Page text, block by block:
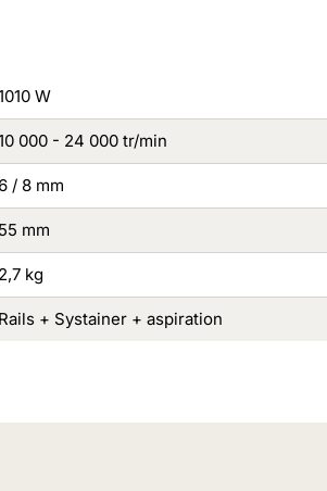
W
000 - 24 000 tr/min
6 / 8 mm
55 mm
2,7 kg
Rails + Systainer + aspiration